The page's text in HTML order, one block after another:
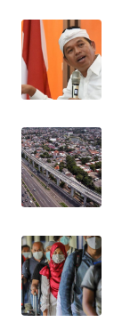
WN
JAMBI
SULTRA
WN
NTB
WN
SULTENG
WN